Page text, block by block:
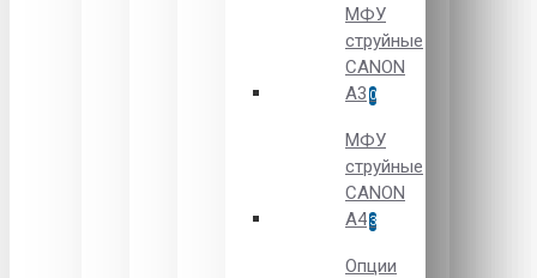
МФУ
струйные
CANON
А3 0
МФУ
струйные
CANON
А4 3
Опции